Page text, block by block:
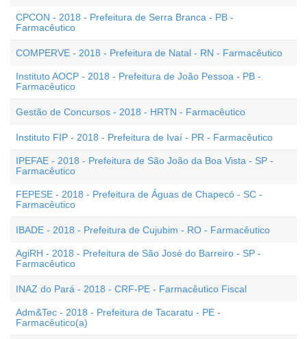
CPCON - 2018 - Prefeitura de Serra Branca - PB -
Farmacêutico
COMPERVE - 2018 - Prefeitura de Natal - RN - Farmacêutico
Instituto AOCP - 2018 - Prefeitura de João Pessoa - PB -
Farmacêutico
Gestão de Concursos - 2018 - HRTN - Farmacêutico
Instituto FIP - 2018 - Prefeitura de Ivaí - PR - Farmacêutico
IPEFAE - 2018 - Prefeitura de São João da Boa Vista - SP -
Farmacêutico
FEPESE - 2018 - Prefeitura de Águas de Chapecó - SC -
Farmacêutico
IBADE - 2018 - Prefeitura de Cujubim - RO - Farmacêutico
AgiRH - 2018 - Prefeitura de São José do Barreiro - SP -
Farmacêutico
INAZ do Pará - 2018 - CRF-PE - Farmacêutico Fiscal
Adm&Tec - 2018 - Prefeitura de Tacaratu - PE -
Farmacêutico(a)